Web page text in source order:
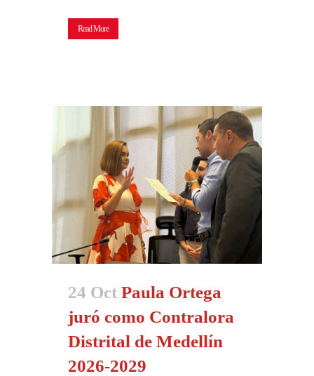
Read More
24 Oct Paula Ortega
juró como Contralora
Distrital de Medellín
2026-2029